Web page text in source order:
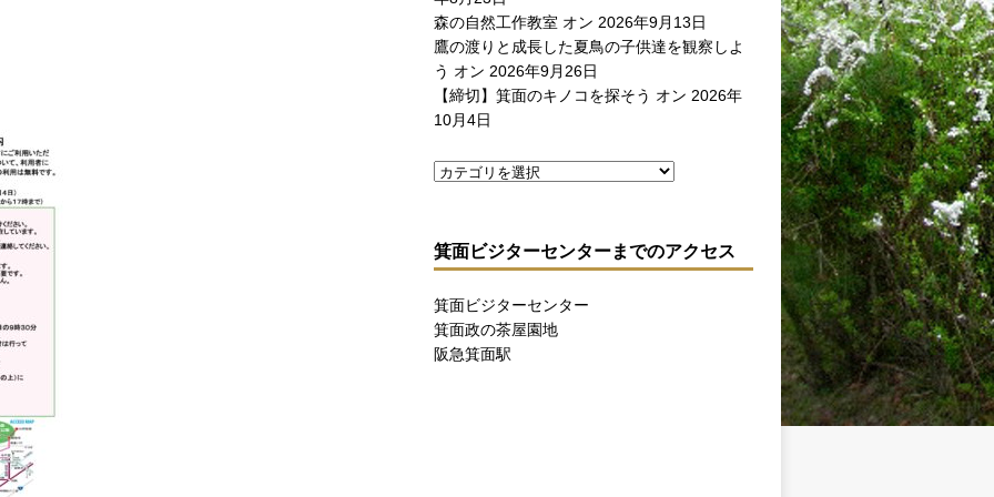
森の自然工作教室 オン 2026年9月13日
鷹の渡りと成長した夏鳥の子供達を観察しよ
う オン 2026年9月26日
【締切】箕面のキノコを探そう オン 2026年
10月4日
箕面ビジターセンターまでのアクセス
箕面ビジターセンター
箕面政の茶屋園地
阪急箕面駅